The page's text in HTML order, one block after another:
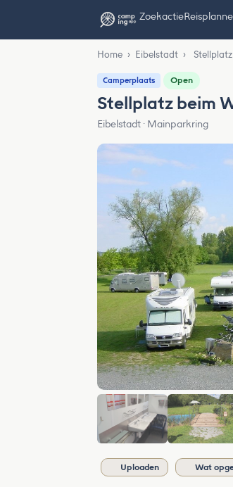
Zoekactie
Home › Eibelstadt ›
Camperplaats Open
Stellplatz beim
Eibelstadt · Mainparkring
Uploaden Wat